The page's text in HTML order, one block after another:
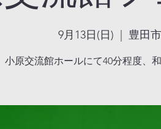
9月13日(日) 豊田
小原交流館ホールにて40分程度、